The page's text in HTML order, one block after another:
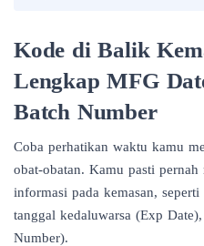
Kode di Balik
Lengkap MFG
Batch Number
Coba perhatikan waktu kamu
obat-obatan. Kamu pasti pernah
informasi pada kemasan,
tanggal kedaluwarsa (Exp
Number).